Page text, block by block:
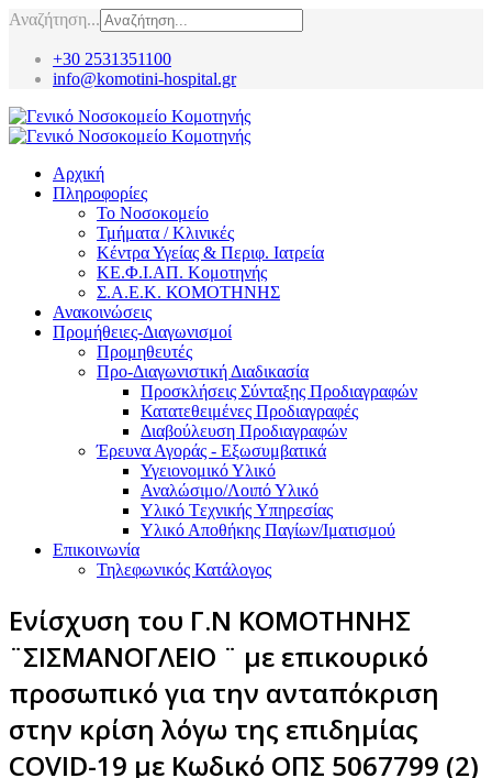
Αναζήτηση...
+30 2531351100
info@komotini-hospital.gr
Αρχική
Πληροφορίες
Το Νοσοκομείο
Τμήματα / Κλινικές
Κέντρα Υγείας & Περιφ. Ιατρεία
ΚΕ.Φ.Ι.ΑΠ. Κομοτηνής
Σ.Α.Ε.Κ. ΚΟΜΟΤΗΝΗΣ
Ανακοινώσεις
Προμήθειες-Διαγωνισμοί
Προμηθευτές
Προ-Διαγωνιστική Διαδικασία
Προσκλήσεις Σύνταξης Προδιαγραφών
Κατατεθειμένες Προδιαγραφές
Διαβούλευση Προδιαγραφών
Έρευνα Αγοράς - Εξωσυμβατικά
Υγειονομικό Υλικό
Αναλώσιμο/Λοιπό Υλικό
Υλικό Tεχνικής Yπηρεσίας
Υλικό Αποθήκης Παγίων/Ιματισμού
Επικοινωνία
Τηλεφωνικός Κατάλογος
Ενίσχυση του Γ.Ν ΚΟΜΟΤΗΝΗΣ
¨ΣΙΣΜΑΝΟΓΛΕΙΟ ¨ με επικουρικό
προσωπικό για την ανταπόκριση
στην κρίση λόγω της επιδημίας
COVID-19 με Κωδικό ΟΠΣ 5067799 (2)